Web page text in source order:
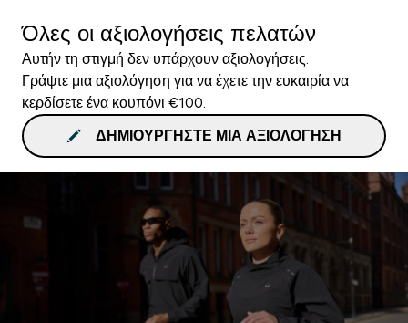
Όλες οι αξιολογήσεις πελατών
Αυτήν τη στιγμή δεν υπάρχουν αξιολογήσεις.
Γράψτε μια αξιολόγηση για να έχετε την ευκαιρία να
κερδίσετε ένα κουπόνι €100.
ΔΗΜΙΟΥΡΓΉΣΤΕ ΜΙΑ ΑΞΙΟΛΌΓΗΣΗ